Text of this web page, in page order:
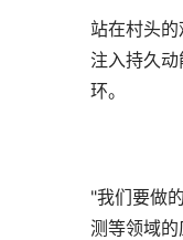
站在村头
注入持久
环。
"我们要做
测等领域